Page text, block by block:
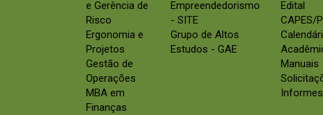
e Gerência de
Risco
Ergonomia e
Projetos
Gestão de
Operações
MBA em
Finanças
Empreendedorismo
- SITE
Grupo de Altos
Estudos - GAE
Edital
CAPES/
Manuais
Informes